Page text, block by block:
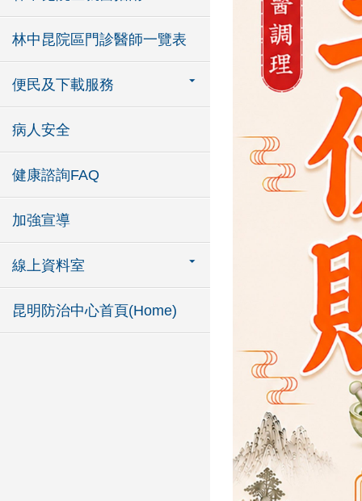
林中昆院區門診醫師一覽表
便民及下載服務
病人安全
健康諮詢FAQ
加強宣導
線上資料室
昆明防治中心首頁(Home)